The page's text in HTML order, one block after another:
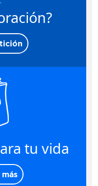
tu vida